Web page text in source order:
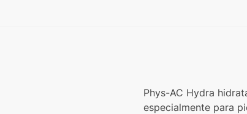
Phys-AC Hydra
especialmente para